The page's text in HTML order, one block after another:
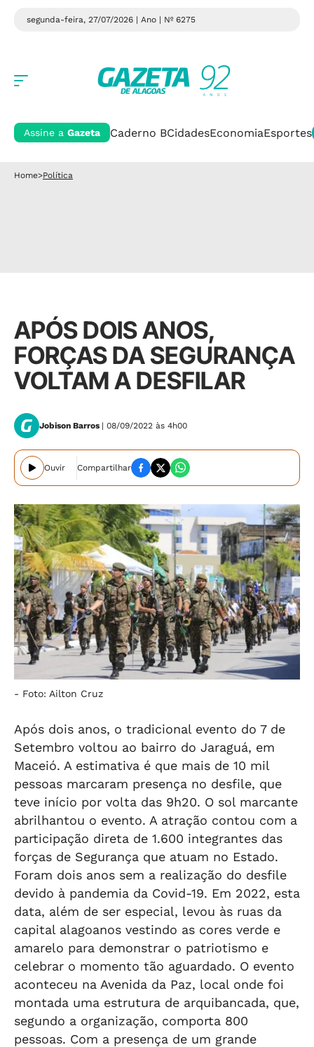
segunda-feira, 27/07/2026 | Ano | Nº 6275
Assine a Gazeta Caderno BCidadesEconomiaEsportes
Home>Política
APÓS DOIS ANOS,
FORÇAS DA SEGURANÇA
VOLTAM A DESFILAR
Jobison Barros | 08/09/2022 às 4h00
Ouvir Compartilhar
- Foto: Ailton Cruz
Após dois anos, o tradicional evento do 7 de
Setembro voltou ao bairro do Jaraguá, em
Maceió. A estimativa é que mais de 10 mil
pessoas marcaram presença no desfile, que
teve início por volta das 9h20. O sol marcante
abrilhantou o evento. A atração contou com a
participação direta de 1.600 integrantes das
forças de Segurança que atuam no Estado.
Foram dois anos sem a realização do desfile
devido à pandemia da Covid-19. Em 2022, esta
data, além de ser especial, levou às ruas da
capital alagoanos vestindo as cores verde e
amarelo para demonstrar o patriotismo e
celebrar o momento tão aguardado. O evento
aconteceu na Avenida da Paz, local onde foi
montada uma estrutura de arquibancada, que,
segundo a organização, comporta 800
pessoas. Com a presença de um grande